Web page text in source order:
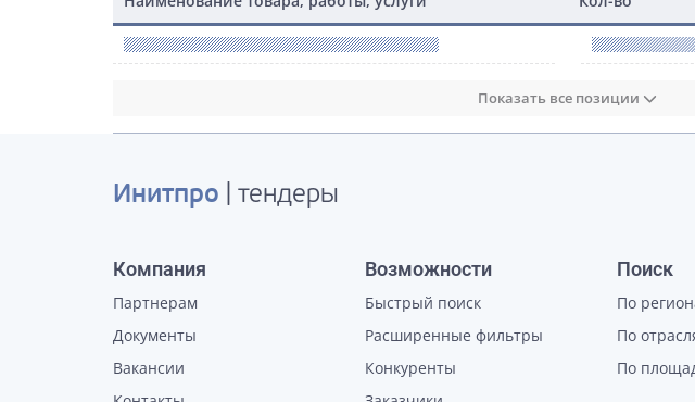
Показать все позиции
Инитпро | тендеры
Компания
Партнерам
Документы
Вакансии
Возможности
Быстрый поиск
Расширенные фильтры
Конкуренты
Поиск
По
По
По